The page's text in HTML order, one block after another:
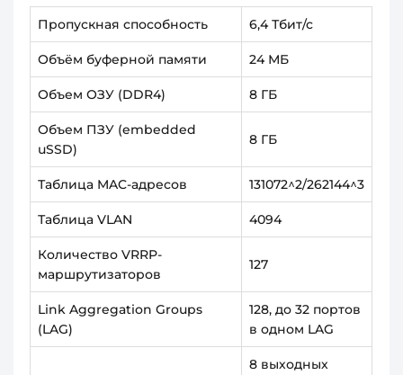
Пропускная способность 6,4 Тбит/с
Объём буферной памяти 24 МБ
Объем ОЗУ (DDR4) 8 ГБ
Объем ПЗУ (embedded
uSSD)
8 ГБ
Таблица MAC-адресов 131072^2/262144^3
Таблица VLAN 4094
Количество VRRP-
маршрутизаторов
127
Link Aggregation Groups
(LAG)
128, до 32 портов
в одном LAG
8 выходных